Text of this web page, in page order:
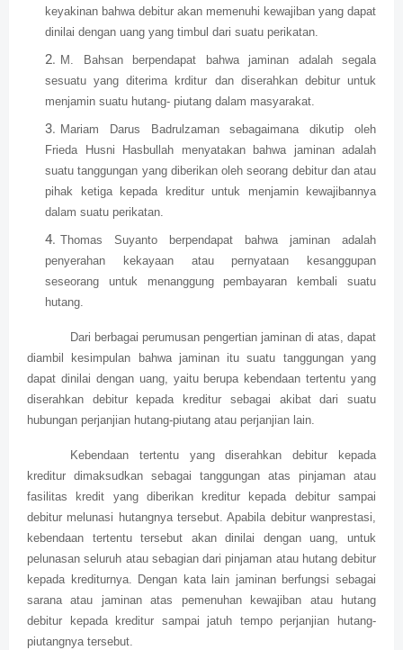
keyakinan bahwa debitur akan memenuhi kewajiban yang dapat
dinilai dengan uang yang timbul dari suatu perikatan.
M. Bahsan berpendapat bahwa jaminan adalah segala
sesuatu yang diterima krditur dan diserahkan debitur untuk
menjamin suatu hutang- piutang dalam masyarakat.
Mariam Darus Badrulzaman sebagaimana dikutip oleh
Frieda Husni Hasbullah menyatakan bahwa jaminan adalah
suatu tanggungan yang diberikan oleh seorang debitur dan atau
pihak ketiga kepada kreditur untuk menjamin kewajibannya
dalam suatu perikatan.
Thomas Suyanto berpendapat bahwa jaminan adalah
penyerahan kekayaan atau pernyataan kesanggupan
seseorang untuk menanggung pembayaran kembali suatu
hutang.
Dari berbagai perumusan pengertian jaminan di atas, dapat
diambil kesimpulan bahwa jaminan itu suatu tanggungan yang
dapat dinilai dengan uang, yaitu berupa kebendaan tertentu yang
diserahkan debitur kepada kreditur sebagai akibat dari suatu
hubungan perjanjian hutang-piutang atau perjanjian lain.
Kebendaan tertentu yang diserahkan debitur kepada
kreditur dimaksudkan sebagai tanggungan atas pinjaman atau
fasilitas kredit yang diberikan kreditur kepada debitur sampai
debitur melunasi hutangnya tersebut. Apabila debitur wanprestasi,
kebendaan tertentu tersebut akan dinilai dengan uang, untuk
pelunasan seluruh atau sebagian dari pinjaman atau hutang debitur
kepada krediturnya. Dengan kata lain jaminan berfungsi sebagai
sarana atau jaminan atas pemenuhan kewajiban atau hutang
debitur kepada kreditur sampai jatuh tempo perjanjian hutang-
piutangnya tersebut.